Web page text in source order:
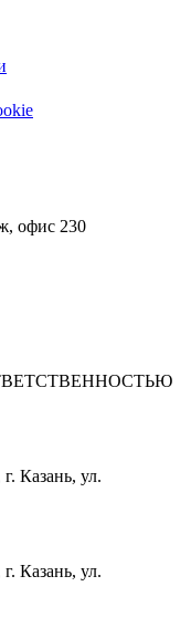
офис 230
Казань, ул.
Казань, ул.